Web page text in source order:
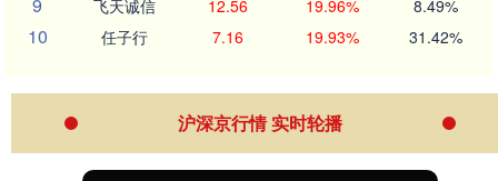
飞天诚信 12.56 19.96% 8.49%
10 任子行 7.16 19.93% 31.42%
沪深京行情 实时轮播